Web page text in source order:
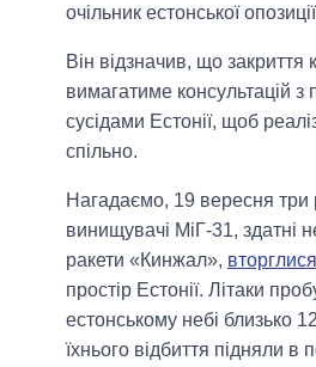
очільник естонської
Він відзначив, що закриття
вимагатиме консультацій з
сусідами Естонії, щоб
спільно.
Нагадаємо, 19 вересня три
винищувачі МіГ-31, здатні
ракети «Кинжал», вторглися
простір Естонії. Літаки
естонському небі близько
їхнього відбиття підняли в